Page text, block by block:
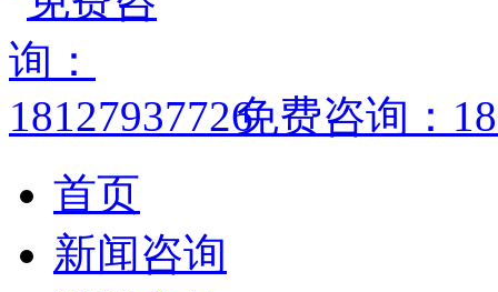
免费咨询：
首页
新闻咨询